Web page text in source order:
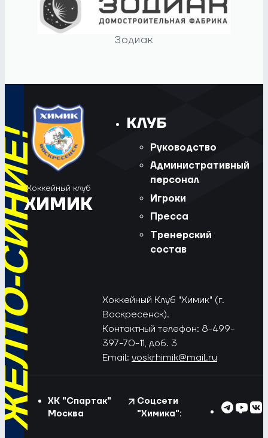
Зодиак
Хоккейный клуб
ХИМИК
КЛУБ
Руководство
Административный
персонал
Игроки
Пресса
Тренерский
состав
Хоккейный Клуб "Химик" (г.
Воскресенск).
Контактный телефон: 8-499-
397-70-11, доб. 3
Email: voskrhimik@mail.ru
ХК "Спартак"
Москва
Соцсети
"Химика":